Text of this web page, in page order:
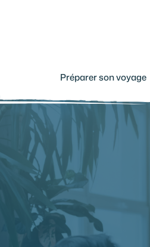
Préparer son voyage